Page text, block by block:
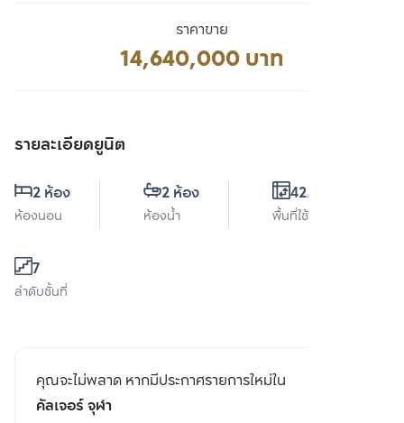
ราคาขาย
14,640,000 บาท
รายละเอียดยูนิต
2 ห้อง
ห้องนอน
2 ห้อง
ห้องน้ำ
42.5 ตร.ม.
พื้นที่ใช้สอย
7
ลำดับชั้นที่
คุณจะไม่พลาด หากมีประกาศรายการใหม่ใน
คัลเจอร์ จุฬา